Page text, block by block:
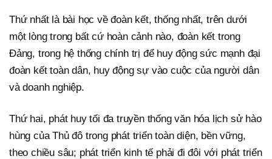
Thứ nhất là bài học về đoàn kết, thống nhất, trên dưới
một lòng trong bất cứ hoàn cảnh nào, đoàn kết trong
Đảng, trong hệ thống chính trị để huy động sức mạnh đại
đoàn kết toàn dân, huy động sự vào cuộc của người dân
và doanh nghiệp.
Thứ hai, phát huy tối đa truyền thống văn hóa lịch sử hào
hùng của Thủ đô trong phát triển toàn diện, bền vững,
theo chiều sâu; phát triển kinh tế phải đi đôi với phát triển